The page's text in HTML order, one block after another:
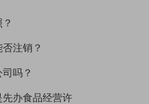
注销？
吗？
办食品经营许